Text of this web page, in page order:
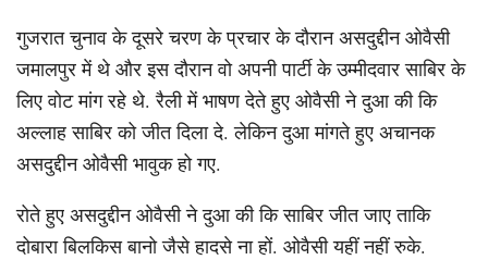
गुजरात चुनाव के दूसरे चरण के प्रचार के दौरान असदुद्दीन ओवैसी
जमालपुर में थे और इस दौरान वो अपनी पार्टी के उम्मीदवार साबिर के
लिए वोट मांग रहे थे. रैली में भाषण देते हुए ओवैसी ने दुआ की कि
अल्लाह साबिर को जीत दिला दे. लेकिन दुआ मांगते हुए अचानक
असदुद्दीन ओवैसी भावुक हो गए.
रोते हुए असदुद्दीन ओवैसी ने दुआ की कि साबिर जीत जाए ताकि
दोबारा बिलकिस बानो जैसे हादसे ना हों. ओवैसी यहीं नहीं रुके.